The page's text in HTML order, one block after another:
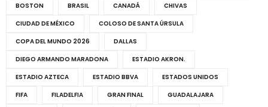
BOSTON
BRASIL CANADÁ
CHIVAS
CIUDAD DE MÉXICO
COLOSO DE SANTA ÚRSULA
COPA DEL MUNDO 2026
DALLAS
DIEGO ARMANDO MARADONA
ESTADIO AKRON.
ESTADIO AZTECA
ESTADIO BBVA
ESTADOS UNIDOS
FIFA
FILADELFIA GRAN FINAL
GUADALAJARA